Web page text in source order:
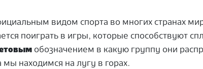
видом спорта во многих странах
поиграть в игры, которые способствуют
обозначением в какую группу они
находимся на лугу в горах.